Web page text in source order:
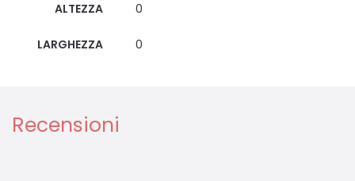
ALTEZZA 0
LARGHEZZA 0
Recensioni